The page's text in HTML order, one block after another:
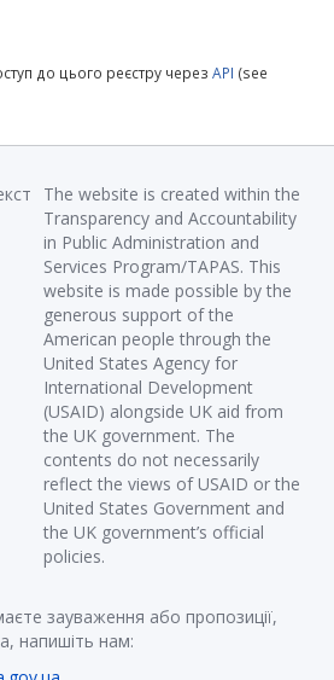
до цього реєстру через API (see
The website is created within the
Transparency and Accountability
in Public Administration and
Services Program/TAPAS. This
website is made possible by the
generous support of the
American people through the
United States Agency for
International Development
(USAID) alongside UK aid from
the UK government. The
contents do not necessarily
reflect the views of USAID or the
United States Government and
the UK government’s official
policies.
зауваження або пропозиції,
напишіть нам: